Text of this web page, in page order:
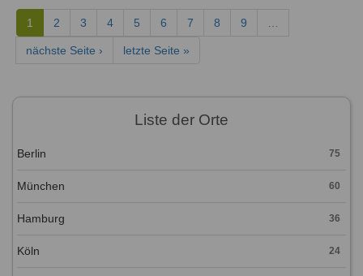
1 2 3 4 5 6 7 8 9
nächste Seite › letzte Seite »
Liste der Orte
Berlin 75
München 60
Hamburg 36
Köln 24